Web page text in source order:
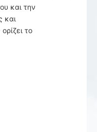
και την
και
το